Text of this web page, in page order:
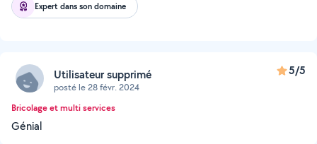
Expert dans son domaine
Utilisateur supprimé
posté le 28 févr. 2024
5/5
Bricolage et multi services
Génial